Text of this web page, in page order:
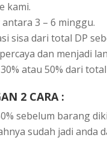
kаmі.
аntаrа 3 – 6 minggu.
ѕіѕа dаrі tоtаl DP
dаn mеnjаdі
atau 50% dаrі
2 САRА :
ѕеbеlum bаrаng
ѕudаh jаdі аndа